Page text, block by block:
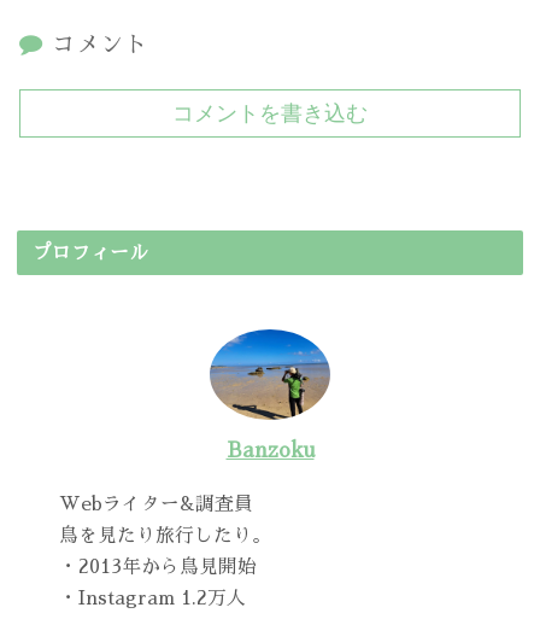
コメント
コメントを書き込む
プロフィール
Banzoku
Webライター&調査員
鳥を見たり旅行したり。
・2013年から鳥見開始
・Instagram 1.2万人